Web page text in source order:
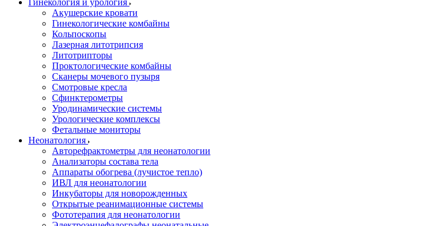
Гинекология и урология
Акушерские кровати
Гинекологические комбайны
Кольпоскопы
Лазерная литотрипсия
Литотрипторы
Проктологические комбайны
Сканеры мочевого пузыря
Смотровые кресла
Сфинктерометры
Уродинамические системы
Урологические комплексы
Фетальные мониторы
Неонатология
Авторефрактометры для неонатологии
Анализаторы состава тела
Аппараты обогрева (лучистое тепло)
ИВЛ для неонатологии
Инкубаторы для новорожденных
Открытые реанимационные системы
Фототерапия для неонатологии